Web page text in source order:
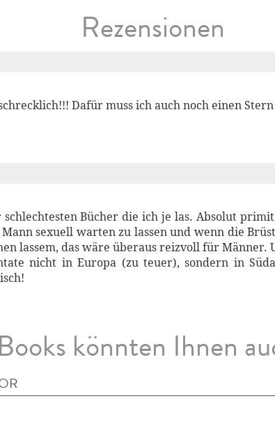
Rezensionen
Dafür muss ich auch noch einen
schlechtesten Bücher die ich je las. Absolut
sexuell warten zu lassen und wenn die
lassem, das wäre überaus reizvoll für
nicht in Europa (zu teuer), sondern in
könnten Ihnen